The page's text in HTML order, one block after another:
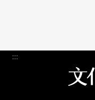
:::